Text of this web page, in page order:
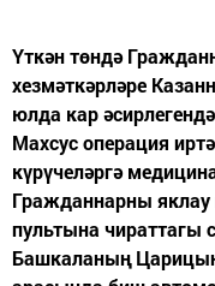
Үткән төндә
хезмәткәрләре
юлда кар
Махсус операция
күрүчеләргә
Гражданнарны яклау
пультына чираттагы
Башкаланың